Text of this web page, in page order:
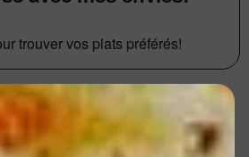
trouver vos plats préférés!